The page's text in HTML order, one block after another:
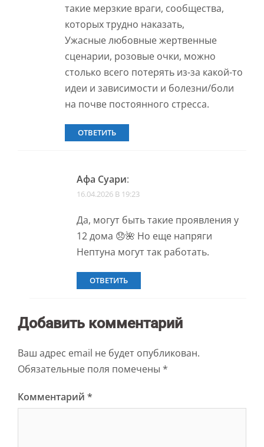
такие мерзкие враги, сообщества,
которых трудно наказать,
Ужасные любовные жертвенные
сценарии, розовые очки, можно
столько всего потерять из-за какой-то
идеи и зависимости и болезни/боли
на почве постоянного стресса.
ОТВЕТИТЬ
Афа Суари:
16.04.2026 В 19:23
Да, могут быть такие проявления у
12 дома 😞🌺 Но еще напряги
Нептуна могут так работать.
ОТВЕТИТЬ
Добавить комментарий
Ваш адрес email не будет опубликован.
Обязательные поля помечены *
Комментарий *